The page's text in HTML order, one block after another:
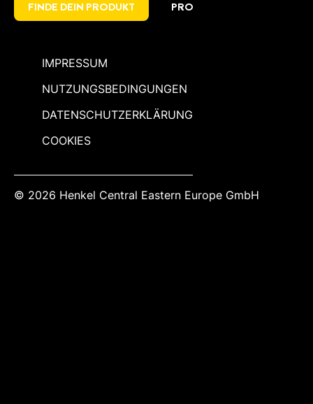
FINDE DEIN PRODUKT PRO
IMPRESSUM
NUTZUNGSBEDINGUNGEN
DATENSCHUTZERKLÄRUNG
COOKIES
© 2026 Henkel Central Eastern Europe GmbH